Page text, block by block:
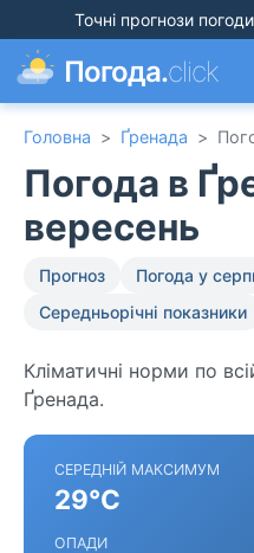
Точні прогнози погоди
Погода.click
Головна > Ґренада >
Погода в
вересень
Прогноз Погода у
Середньорічні показники
Кліматичні норми по
Ґренада.
СЕРЕДНІЙ МАКСИМУМ
29°C
ОПАДИ